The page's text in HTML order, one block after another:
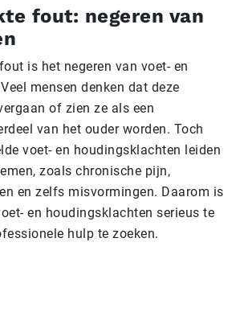
fout: negeren van
is het negeren van voet- en
mensen denken dat deze
of zien ze als een
van het ouder worden. Toch
voet- en houdingsklachten leiden
zoals chronische pijn,
en zelfs misvormingen. Daarom is
en houdingsklachten serieus te
hulp te zoeken.